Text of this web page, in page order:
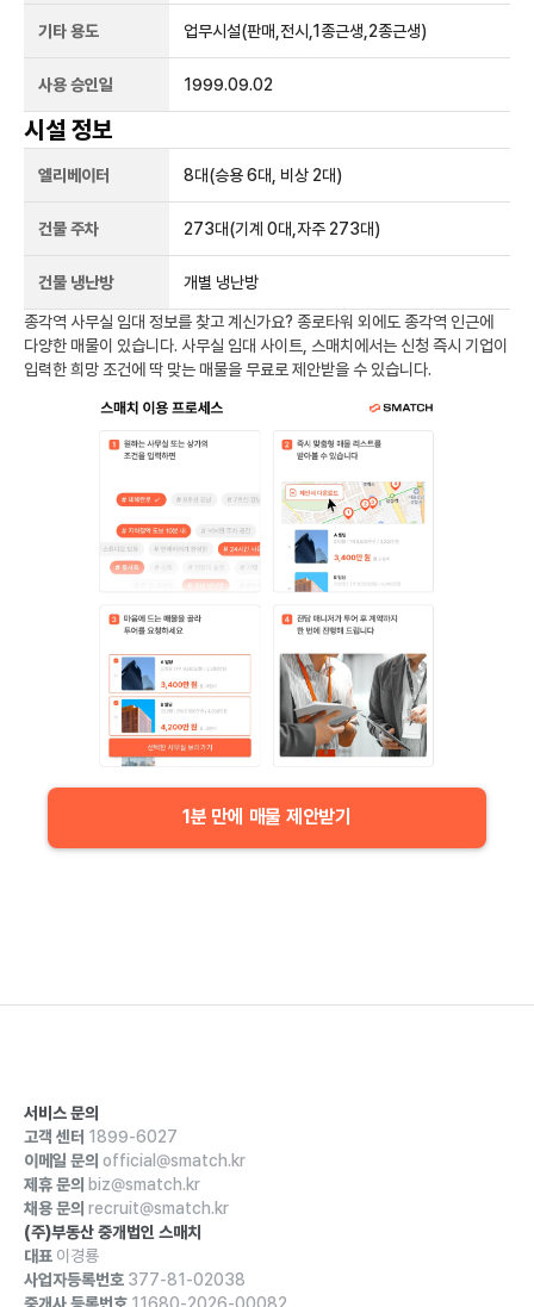
기타 용도 업무시설(판매,전시,1종근생,2종근생)
사용 승인일 1999.09.02
시설 정보
엘리베이터 8대(승용 6대, 비상 2대)
건물 주차 273대(기계 0대,자주 273대)
건물 냉난방 개별 냉난방
종각역 사무실 임대 정보를 찾고 계신가요? 종로타워 외에도 종각역 인근에
다양한 매물이 있습니다. 사무실 임대 사이트, 스매치에서는 신청 즉시 기업이
입력한 희망 조건에 딱 맞는 매물을 무료로 제안받을 수 있습니다.
1분 만에 매물 제안받기
서비스 문의
고객 센터 1899-6027
이메일 문의 official@smatch.kr
제휴 문의 biz@smatch.kr
채용 문의 recruit@smatch.kr
(주)부동산 중개법인 스매치
대표 이경룡
사업자등록번호 377-81-02038
중개사 등록번호 11680-2026-00082